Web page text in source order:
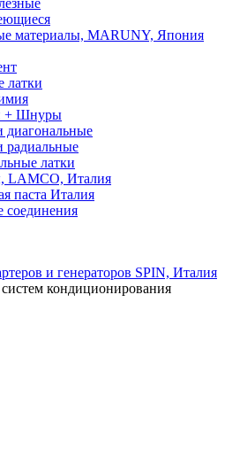
материалы, MARUNY, Япония
латки
+ Шнуры
диагональные
радиальные
латки
LAMCO, Италия
паста Италия
соединения
и генераторов SPIN, Италия
кондиционирования